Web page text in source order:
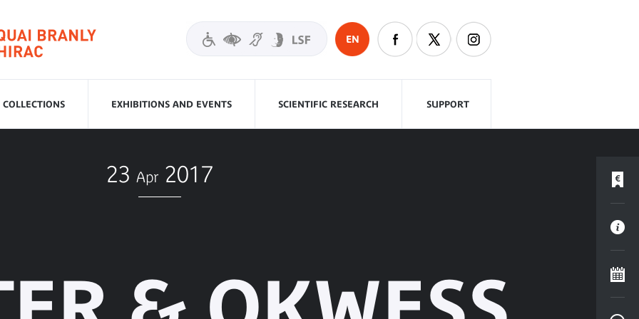
EN
COLLECTIONS EXHIBITIONS AND EVENTS SCIENTIFIC RESEARCH SUPPORT
23 Apr 2017